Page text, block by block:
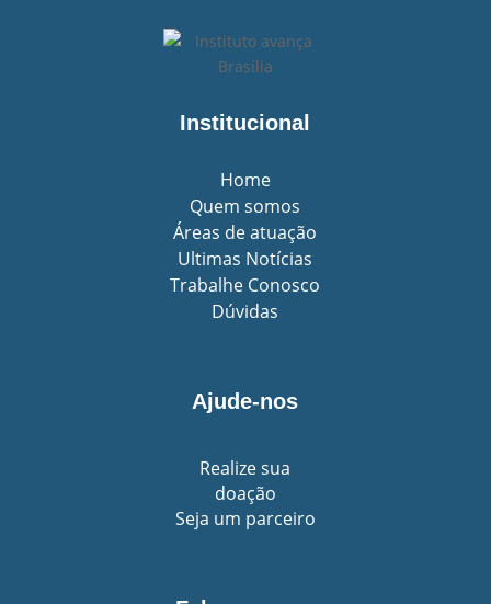
Institucional
Home
Quem somos
Áreas de atuação
Ultimas Notícias
Trabalhe Conosco
Dúvidas
Ajude-nos
Realize sua
doação
Seja um parceiro